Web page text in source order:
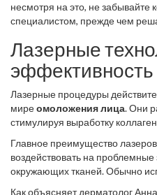
несмотря на это, не забывайте
специалистом, прежде чем
Лазерные
эффективность
Лазерные процедуры
миреомоложения лица. Они
стимулируя выработку
лишь несколько сеансов могут
кожи.
Главное преимущество
воздействовать на
окружающих тканей. Обычно
Как объясняет дерматолог